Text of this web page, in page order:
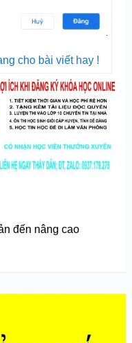
cho bài viết hay !
đến nâng cao